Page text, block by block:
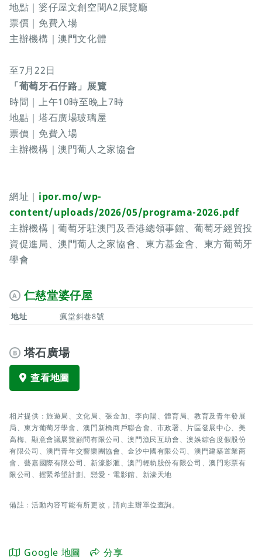
地點｜婆仔屋文創空間A2展覽廳
票價｜免費入場
主辦機構｜澳門文化體
至7月22日
「葡萄牙石仔路」展覽
時間｜上午10時至晚上7時
地點｜塔石廣場玻璃屋
票價｜免費入場
主辦機構｜澳門葡人之家協會
網址｜ ipor.mo/wp-
content/uploads/2026/05/programa-2026.pdf
主辦機構｜葡萄牙駐澳門及香港總領事館、葡萄牙經貿投
資促進局、澳門葡人之家協會、東方基金會、東方葡萄牙
學會
A 仁慈堂婆仔屋
地址 瘋堂斜巷8號
B 塔石廣場
查看地圖
相片提供：旅遊局、文化局、張金加、李向陽、體育局、教育及青年發展
局、東方葡萄牙學會、澳門新橋商戶聯合會、市政署、片區發展中心、美
高梅、顯意會議展覽顧問有限公司、澳門漁民互助會、澳娛綜合度假股份
有限公司、澳門青年交響樂團協會、金沙中國有限公司、澳門建築置業商
會、藝嘉國際有限公司、新濠影滙、澳門輕軌股份有限公司、澳門彩票有
限公司、握緊希望計劃、戀愛・電影館、新濠天地
備註：活動內容可能有所更改，請向主辦單位查詢。
Google 地圖 分享